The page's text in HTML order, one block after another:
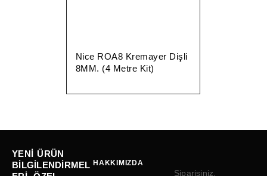
Nice ROA8 Kremayer Dişli
8MM. (4 Metre Kit)
YENI ÜRÜN
BILGILENDIRMEL HAKKIMIZDA
Siparişiniz,